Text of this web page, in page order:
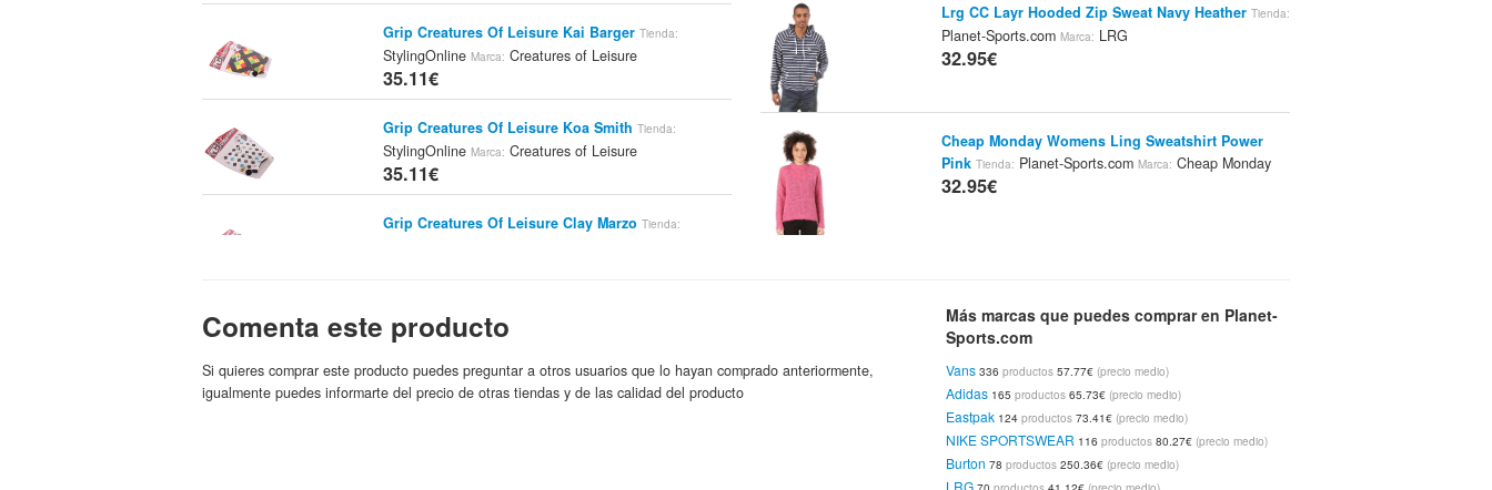
Grip Creatures Of Leisure Kai Barger Tienda:
StylingOnlineMarca: Creatures of Leisure
35.11€
Grip Creatures Of Leisure Koa Smith Tienda:
StylingOnlineMarca: Creatures of Leisure
35.11€
Grip Creatures Of Leisure Clay Marzo Tienda:
Fundas Para Surf CreaturesofLeisure Stretch Sox
Retro/Fish 6.3 - Aqua/black
Online ShopMarca:Creatures of Leisure
37.95€
Lrg CC Layr Hooded Zip Sweat Navy Heather Tienda:
Planet-Sports.com Marca: LRG
32.95€
Cheap Monday Womens Ling Sweatshirt Power
Pink Tienda: Planet-Sports.com Marca: Cheap Monday
32.95€
32.95€
Reell Baggy 2 Pant Mid Blue Tienda:Planet-
Sports.comMarca:REELL
32.95€
Comenta este producto
Si quieres comprar este producto puedes preguntar a otros usuarios que lo hayan comprado anteriormente,
igualmente puedes informarte del precio de otras tiendas y de las calidad del producto
Más marcas que puedes comprar en Planet-
Sports.com
Vans 336productos 57.77€ (precio medio)
Adidas 165productos 65.73€ (precio medio)
Eastpak 124productos 73.41€ (precio medio)
NIKE SPORTSWEAR 116productos 80.27€ (precio medio)
Burton 78productos 250.36€ (precio medio)